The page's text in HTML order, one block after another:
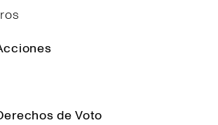
de Voto